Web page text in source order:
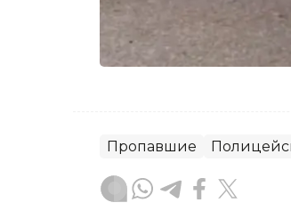
Пропавшие